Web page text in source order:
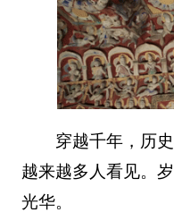
穿越千年，历
越来越多人看见。
光华。